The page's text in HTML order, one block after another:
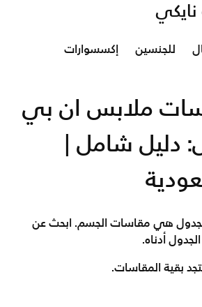
للجنسين إكسسوارات
ملابس ان بي
دليل شامل |
هي مقاسات الجسم. ابحث عن
أدناه.
بقية المقاسات.